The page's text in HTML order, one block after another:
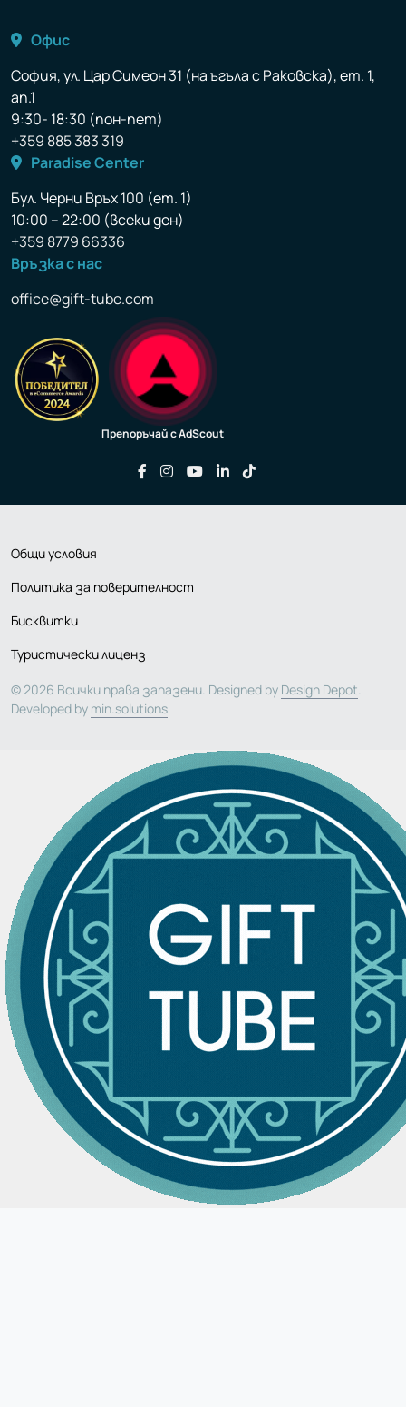
Офис
София, ул. Цар Симеон 31 (на ъгъла с Раковска), ет. 1,
ап.1
9:30- 18:30 (пон-пет)
+359 885 383 319
Paradise Center
Бул. Черни Връх 100 (ет. 1)
10:00 – 22:00 (всеки ден)
+359 8779 66336
Връзка с нас
office@gift-tube.com
Препоръчай с AdScout
Последвайте ни във Facebook
Последвайте ни във Instagram
Последвайте ни във
Последвайте ни във
Общи условия
Политика за поверителност
Бисквитки
Туристически лиценз
© 2026 Всички права запазени. Designed by Design Depot.
Developed by min.solutions